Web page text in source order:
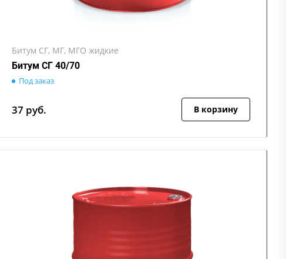
Битум СГ, МГ, МГО жидкие
Битум СГ 40/70
Под заказ
37 руб. В корзину